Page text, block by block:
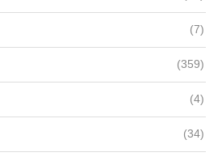
(7)
(359)
(4)
(34)